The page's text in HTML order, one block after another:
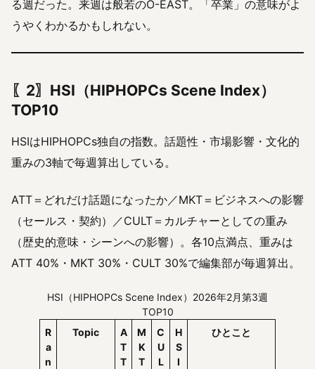
る週だった。来週は般若のO-EAST。「卒業」の意味がよ
うやくわかるかもしれない。
〖2〗HSI（HIPHOPCs Scene Index）
TOP10
HSIはHIPHOPCs独自の指数。話題性・市場影響・文化的
重みの3軸で毎週算出している。
ATT＝どれだけ話題になったか／MKT＝ビジネスへの影響
（セールス・契約）／CULT＝カルチャーとしての重み
（歴史的意味・シーンへの影響）。各10点満点、重みは
ATT 40%・MKT 30%・CULT 30%で編集部が毎週算出。
HSI（HIPHOPCs Scene Index）2026年2月第3週
TOP10
R
a
n
Topic
A
T
T
M
K
T
C
U
L
H
S
I
ひとこと